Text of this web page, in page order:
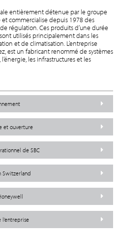
entièrement détenue par le groupe
commercialise depuis 1978 des
régulation. Ces produits d’une durée
utilisés principalement dans les
et de climatisation. L’entreprise
est un fabricant renommé de systèmes
les infrastructures et les
et ouverture
de SBC
Switzerland